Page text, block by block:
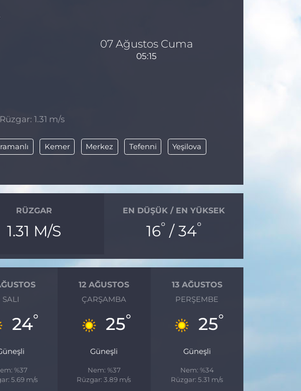
07 Ağustos Cuma
05:15
1.31 m/s
Kemer Merkez Tefenni Yeşilova
RÜZGAR
1.31 M/S
EN DÜŞÜK / EN YÜKSEK
16°/ 34°
SALI
24°
%37
5.69 m/s
12 AĞUSTOS
ÇARŞAMBA
25°
Güneşli
Nem: %37
Rüzgar: 3.89 m/s
13 AĞUSTOS
PERŞEMBE
25°
Güneşli
Nem: %34
Rüzgar: 5.31 m/s